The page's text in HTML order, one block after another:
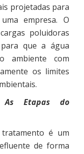
projetadas para
empresa. O
poluidoras
que a água
ambiente com
os limites
As Etapas do
é um
de forma